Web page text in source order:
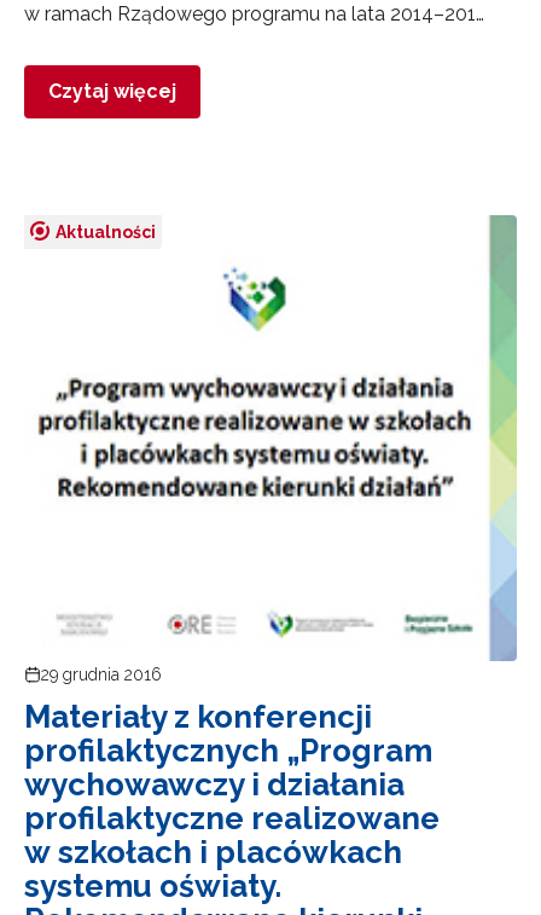
w ramach Rządowego programu na lata 2014–201…
Czytaj więcej
Aktualności
29 grudnia 2016
Materiały z konferencji
profilaktycznych „Program
wychowawczy i działania
profilaktyczne realizowane
w szkołach i placówkach
systemu oświaty.